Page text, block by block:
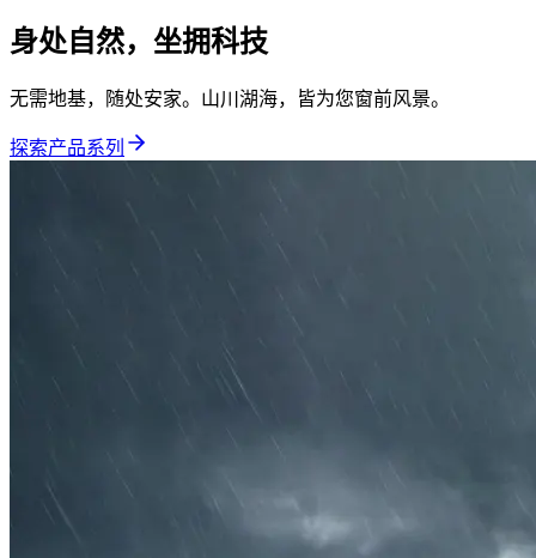
身处自然，坐拥科技
无需地基，随处安家。山川湖海，皆为您窗前风景。
探索产品系列